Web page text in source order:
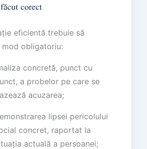
corect
eficientă trebuie să
mod obligatoriu:
concretă, punct cu
a probelor pe care se
acuzarea;
lipsei pericolului
concret, raportat la
actuală a persoanei;